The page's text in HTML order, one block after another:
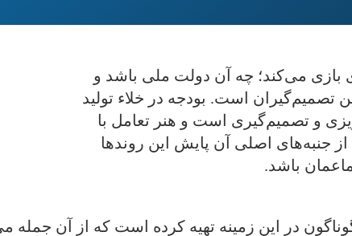
بازی می‌کند؛ چه آن دولت ملی باشد و
تصمیم‌گیران است. بودجه در خلاء تولید
و تصمیم‌گیری است و هنر تعامل با
جنبه‌های اصلی آن پایش این روندها
باشد.
در این زمینه تهیه کرده است که از آن جمله